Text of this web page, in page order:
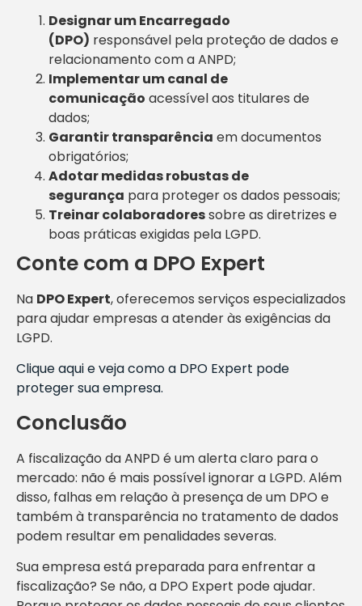
Designar um Encarregado
(DPO) responsável pela proteção de dados e
relacionamento com a ANPD;
Implementar um canal de
comunicação acessível aos titulares de
dados;
Garantir transparência em documentos
obrigatórios;
Adotar medidas robustas de
segurança para proteger os dados pessoais;
Treinar colaboradoressobre as diretrizes e
boas práticas exigidas pela LGPD.
Conte com a DPO Expert
Na DPO Expert, oferecemos serviços especializados
para ajudar empresas a atender às exigências da
LGPD.
Clique aqui e veja como a DPO Expert pode
proteger sua empresa.
Conclusão
A fiscalização da ANPD é um alerta claro para o
mercado: não é mais possível ignorar a LGPD. Além
disso, falhas em relação à presença de um DPO e
também à transparência no tratamento de dados
podem resultar em penalidades severas.
Sua empresa está preparada para enfrentar a
fiscalização? Se não, a DPO Expert pode ajudar.